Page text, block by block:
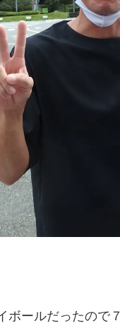
ボールだったので